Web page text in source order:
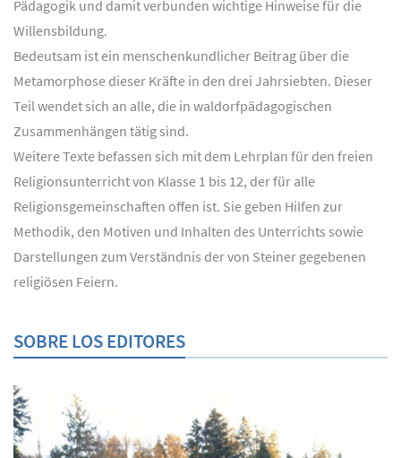
Pädagogik und damit verbunden wichtige Hinweise für die
Willensbildung.
Bedeutsam ist ein menschenkundlicher Beitrag über die
Metamorphose dieser Kräfte in den drei Jahrsiebten. Dieser
Teil wendet sich an alle, die in waldorfpädagogischen
Zusammenhängen tätig sind.
Weitere Texte befassen sich mit dem Lehrplan für den freien
Religionsunterricht von Klasse 1 bis 12, der für alle
Religionsgemeinschaften offen ist. Sie geben Hilfen zur
Methodik, den Motiven und Inhalten des Unterrichts sowie
Darstellungen zum Verständnis der von Steiner gegebenen
religiösen Feiern.
SOBRE LOS EDITORES